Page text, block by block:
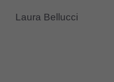
Laura Bellucci